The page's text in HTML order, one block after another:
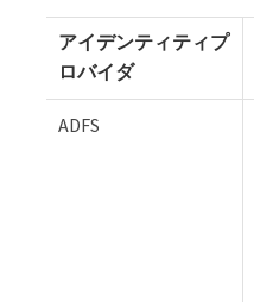
アイデンティティプ
ロバイダ
ADFS